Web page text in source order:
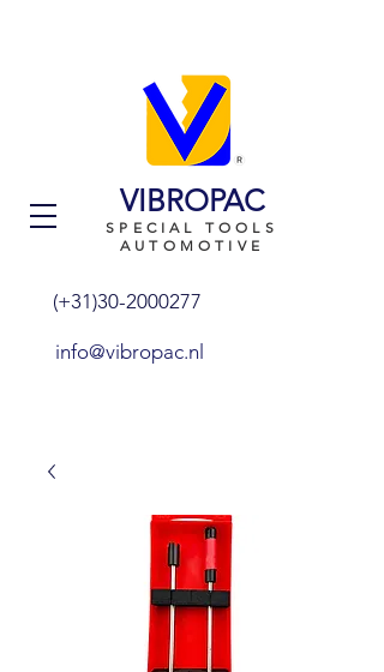
VIBROPAC
SPECIAL TOOLS
AUTOMOTIVE
(+31)30-2000277
info@vibropac.nl